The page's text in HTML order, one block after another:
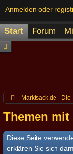
Anmelden oder
Start Forum
Marktsack.de -
Themen mit
Diese Seite
erklären Sie sich